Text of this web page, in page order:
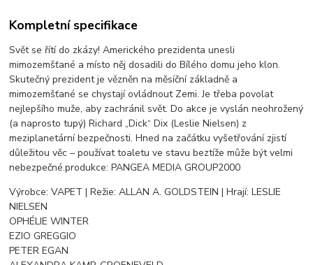
Kompletní specifikace
Svět se řítí do zkázy! Amerického prezidenta unesli
mimozemšťané a místo něj dosadili do Bílého domu jeho klon.
Skutečný prezident je vězněn na měsíční základně a
mimozemšťané se chystají ovládnout Zemi. Je třeba povolat
nejlepšího muže, aby zachránil svět. Do akce je vyslán neohrožený
(a naprosto tupý) Richard „Dick“ Dix (Leslie Nielsen) z
meziplanetární bezpečnosti. Hned na začátku vyšetřování zjistí
důležitou věc – používat toaletu ve stavu beztíže může být velmi
nebezpečné.produkce: PANGEA MEDIA GROUP2000
Výrobce: VAPET | Režie: ALLAN A. GOLDSTEIN | Hrají: LESLIE
NIELSEN
OPHÉLIE WINTER
EZIO GREGGIO
PETER EGAN